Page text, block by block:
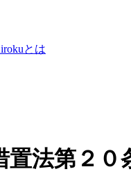
とは
置法第２